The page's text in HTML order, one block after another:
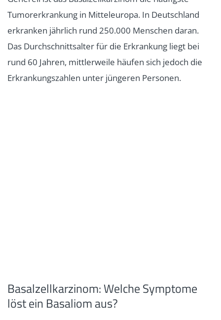
Tumorerkrankung in Mitteleuropa. In Deutschland
erkranken jährlich rund 250.000 Menschen daran.
Das Durchschnittsalter für die Erkrankung liegt bei
rund 60 Jahren, mittlerweile häufen sich jedoch die
Erkrankungszahlen unter jüngeren Personen.
Basalzellkarzinom: Welche Symptome
löst ein Basaliom aus?